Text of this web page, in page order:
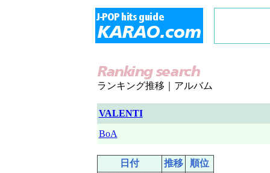
ランキング推移｜アルバム
VALENTI
BoA
日付 推移
順位